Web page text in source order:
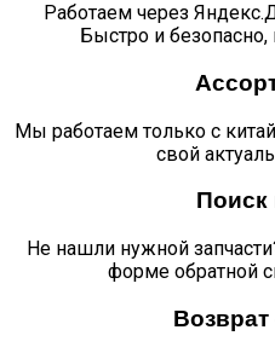
Работаем через
Быстро и
Мы работаем только с
свой
Поиск
Не нашли нужной
форме обратной
Возврат